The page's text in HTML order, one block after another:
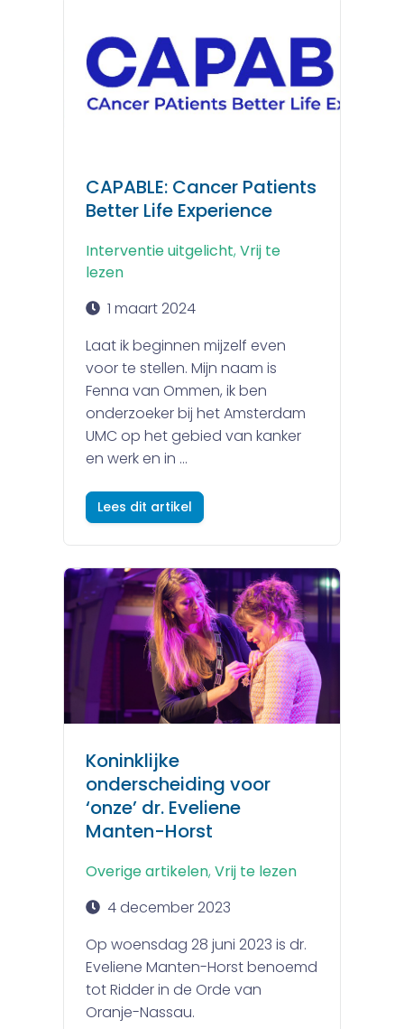
CAPABLE: Cancer Patients
Better Life Experience
Interventie uitgelicht, Vrij te
lezen
1 maart 2024
Laat ik beginnen mijzelf even
voor te stellen. Mijn naam is
Fenna van Ommen, ik ben
onderzoeker bij het Amsterdam
UMC op het gebied van kanker
en werk en in ...
Lees dit artikel
Koninklijke
onderscheiding voor
‘onze’ dr. Eveliene
Manten-Horst
Overige artikelen, Vrij te lezen
4 december 2023
Op woensdag 28 juni 2023 is dr.
Eveliene Manten-Horst benoemd
tot Ridder in de Orde van
Oranje-Nassau.